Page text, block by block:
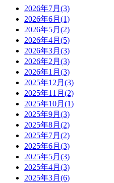
2026年7月(3)
2026年6月(1)
2026年5月(2)
2026年4月(5)
2026年3月(3)
2026年2月(3)
2026年1月(3)
2025年12月(3)
2025年11月(2)
2025年10月(1)
2025年9月(3)
2025年8月(2)
2025年7月(2)
2025年6月(3)
2025年5月(3)
2025年4月(3)
2025年3月(6)